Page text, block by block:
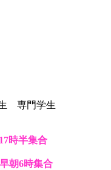
専門学生
時半集合
時集合